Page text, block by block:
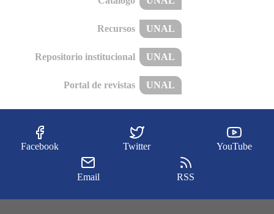
Recursos UNAL
Repositorio institucional UNAL
Portal de revistas UNAL
Facebook Twitter YouTube
Email RSS